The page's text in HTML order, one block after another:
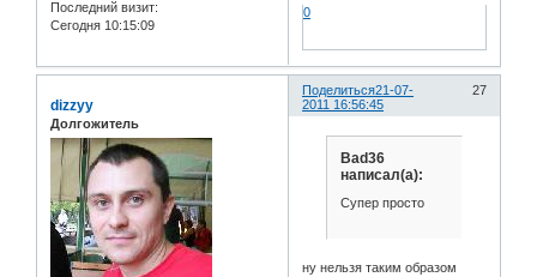
Последний визит:
Сегодня 10:15:09
0
Поделиться 27
21-07-
2011 16:56:45
dizzyy
Долгожитель
Bad36
написал(а):
Супер просто
ну нельзя таким образом